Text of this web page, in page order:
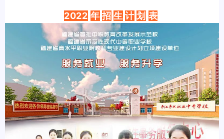
2022 年 招 生 计 划 表